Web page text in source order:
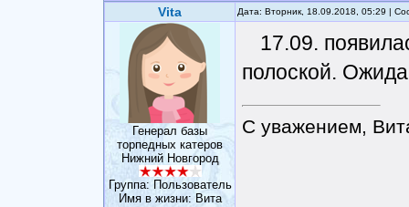
Vita Дата: Вторник, 18.09.2018, 05:29 |
Генерал базы
торпедных катеров
Нижний Новгород
Группа: Пользователь
Имя в жизни: Вита
17.09.
полоской.
С уважением,